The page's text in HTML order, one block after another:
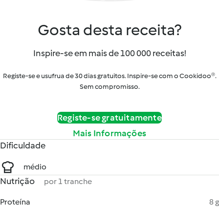
Gosta desta receita?
Inspire-se em mais de 100 000 receitas!
Registe-se e usufrua de 30 dias gratuitos. Inspire-se com o Cookidoo®.
Sem compromisso.
Registe-se gratuitamente
Mais Informações
Dificuldade
médio
Nutrição por 1 tranche
Proteína
8 g